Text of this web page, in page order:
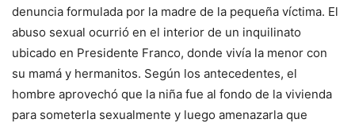
denuncia formulada por la madre de la pequeña víctima. El
abuso sexual ocurrió en el interior de un inquilinato
ubicado en Presidente Franco, donde vivía la menor con
su mamá y hermanitos. Según los antecedentes, el
hombre aprovechó que la niña fue al fondo de la vivienda
para someterla sexualmente y luego amenazarla que